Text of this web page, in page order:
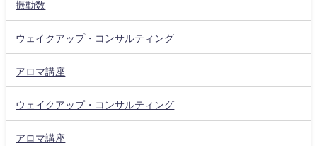
振動数
ウェイクアップ・コンサルティング
アロマ講座
ウェイクアップ・コンサルティング
アロマ講座